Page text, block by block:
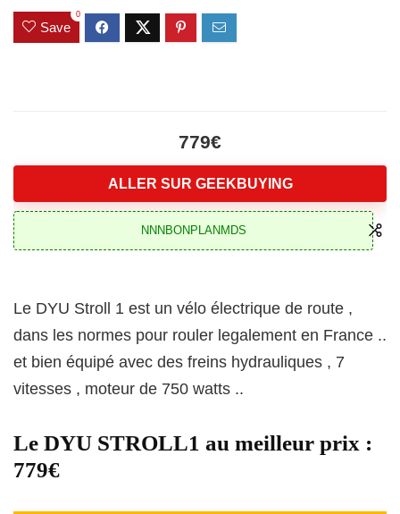
Save
0
779€
ALLER SUR GEEKBUYING
NNNBONPLANMDS
Le DYU Stroll 1 est un vélo électrique de route ,
dans les normes pour rouler legalement en France ..
et bien équipé avec des freins hydrauliques , 7
vitesses , moteur de 750 watts ..
Le DYU STROLL1 au meilleur prix :
779€